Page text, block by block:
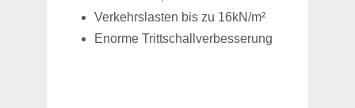
Verkehrslasten bis zu 16kN/m²
Enorme Trittschallverbesserung